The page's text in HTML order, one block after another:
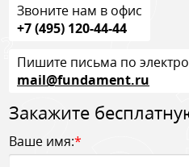
Звоните нам в офис
+7 (495) 120-44-44
Пишите письма по
mail@fundament.ru
Закажите
Ваше имя:*